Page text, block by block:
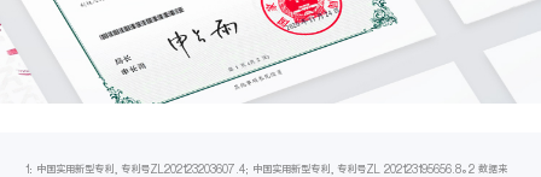
1：中国实用新型专利，专利号ZL202123203607.4；中国实用新型专利，专利号ZL 202123195656.8。2 数据来